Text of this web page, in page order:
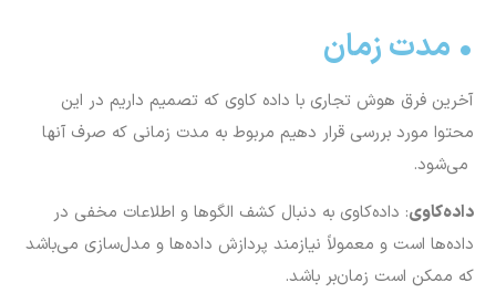
• مدت زمان
آخرین فرق هوش تجاری با داده کاوی که تصمیم داریم در این
محتوا مورد بررسی قرار دهیم مربوط به مدت زمانی که صرف آنها
می‌شود.
داده‌کاوی: داده‌کاوی به دنبال کشف الگو‌ها و اطلاعات مخفی در
داده‌ها است و معمولاً نیازمند پردازش داده‌ها و مدل‌سازی می‌باشد
که ممکن است زمان‌بر باشد.